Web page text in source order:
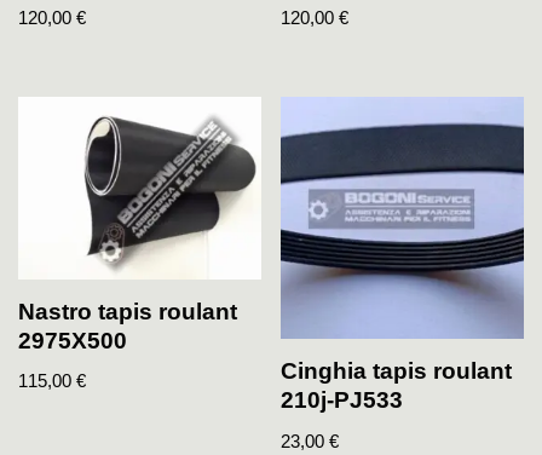
120,00 € 120,00€
Nastro tapis roulant
2975X500
115,00 €
Cinghia tapis roulant
210j-PJ533
23,00€